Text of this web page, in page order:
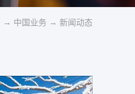
→ 中国业务 → 新闻动态